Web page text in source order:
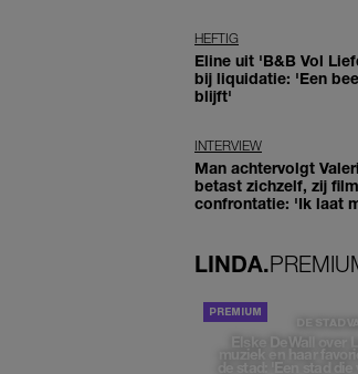
HEFTIG
Eline uit 'B&B Vol
bij liquidatie: 'Een
blijft'
INTERVIEW
Man achtervolgt
betast zichzelf, zij
confrontatie: 'Ik laat
LINDA.
DE STAD
Elske DeWall over
muziek en haar
de stad: 'Een stad die